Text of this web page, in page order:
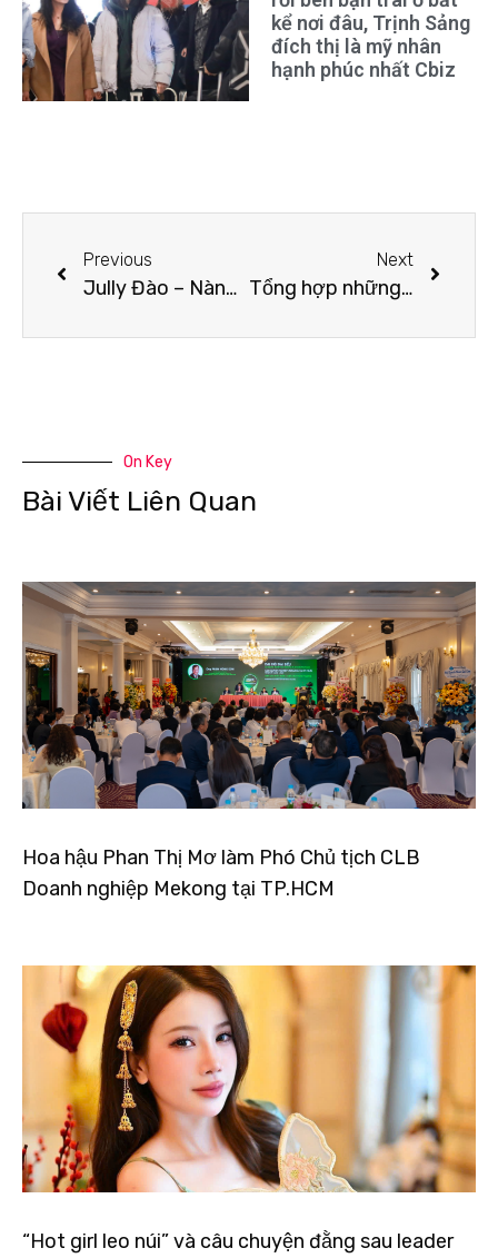
kể nơi đâu, Trịnh Sảng
đích thị là mỹ nhân
hạnh phúc nhất Cbiz
Previous
Jully Đào – Nàng Dancer sở hữu tài năng và nhan sắc cực phẩm
Next
Tổng hợp những pha ăn mặc gây tranh cãi của Ngọc Châu
On Key
Bài Viết Liên Quan
Hoa hậu Phan Thị Mơ làm Phó Chủ tịch CLB
Doanh nghiệp Mekong tại TP.HCM
“Hot girl leo núi” và câu chuyện đằng sau leader